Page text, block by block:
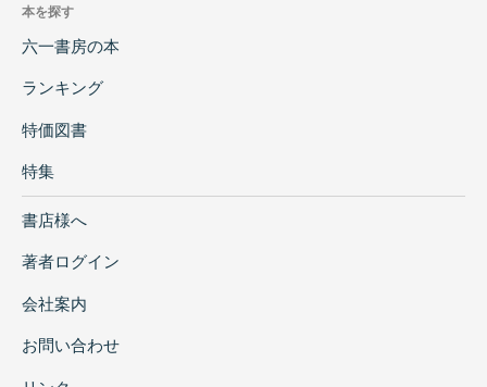
本を探す
六一書房の本
ランキング
特価図書
特集
書店様へ
著者ログイン
会社案内
お問い合わせ